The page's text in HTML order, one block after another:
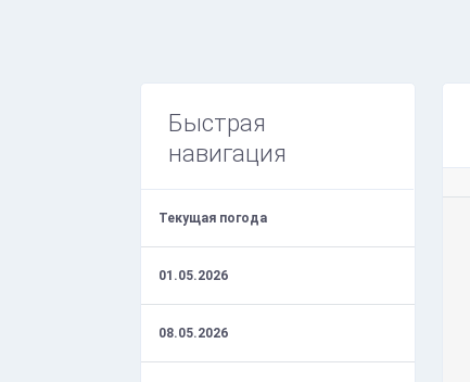
Быстрая
навигация
Текущая погода
01.05.2026
08.05.2026